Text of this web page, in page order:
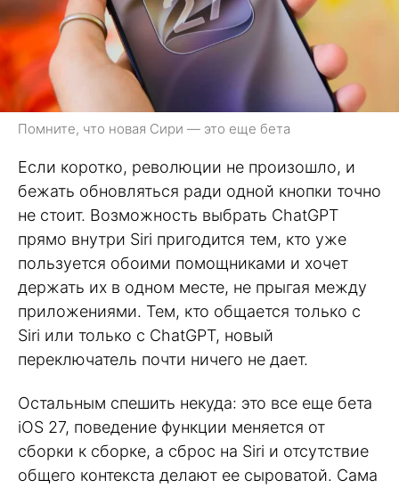
Помните, что новая Сири — это еще бета
Если коротко, революции не произошло, и
бежать обновляться ради одной кнопки точно
не стоит. Возможность выбрать ChatGPT
прямо внутри Siri пригодится тем, кто уже
пользуется обоими помощниками и хочет
держать их в одном месте, не прыгая между
приложениями. Тем, кто общается только с
Siri или только с ChatGPT, новый
переключатель почти ничего не дает.
Остальным спешить некуда: это все еще бета
iOS 27, поведение функции меняется от
сборки к сборке, а сброс на Siri и отсутствие
общего контекста делают ее сыроватой. Сама